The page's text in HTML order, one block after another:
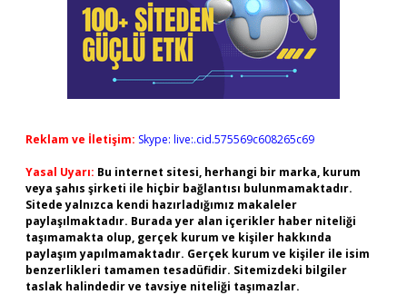
Reklam ve İletişim: Skype: live:.cid.575569c608265c69
Yasal Uyarı: Bu internet sitesi, herhangi bir marka, kurum
veya şahıs şirketi ile hiçbir bağlantısı bulunmamaktadır.
Sitede yalnızca kendi hazırladığımız makaleler
paylaşılmaktadır. Burada yer alan içerikler haber niteliği
taşımamakta olup, gerçek kurum ve kişiler hakkında
paylaşım yapılmamaktadır. Gerçek kurum ve kişiler ile isim
benzerlikleri tamamen tesadüfidir. Sitemizdeki bilgiler
taslak halindedir ve tavsiye niteliği taşımazlar.